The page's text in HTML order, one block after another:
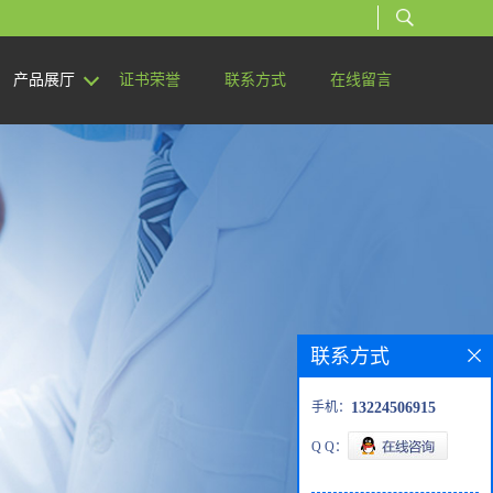
产品展厅 证书荣誉 联系方式 在线留言
联系方式
手机： 13224506915
Q Q：